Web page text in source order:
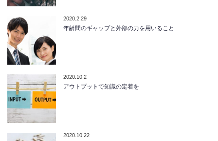
2020.2.29
年齢間のギャップと外部の力を用いること
2020.10.2
アウトプットで知識の定着を
2020.10.22